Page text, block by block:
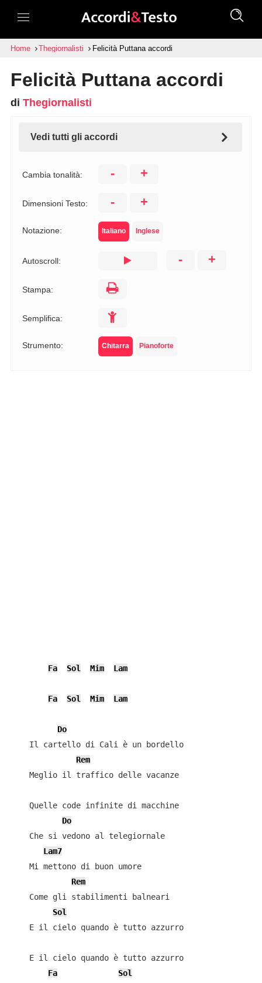
Home Thegiornalisti Felicità Puttana accordi
Felicità Puttana accordi
di Thegiornalisti
Vedi tutti gli accordi
Cambia tonalità: - +
Dimensioni Testo: - +
Notazione: Italiano Inglese
Autoscroll: - +
Stampa:
Semplifica:
Strumento: Chitarra Pianoforte
Fa Sol Mim Lam
Fa Sol Mim Lam
Do
    Il cartello di Cali è un bordello
Rem
    Meglio il traffico delle vacanze
    Quelle code infinite di macchine
Do
    Che si vedono al telegiornale
Lam7
    Mi mettono di buon umore
Rem
    Come gli stabilimenti balneari
Sol
    E il cielo quando è tutto azzurro
    E il cielo quando è tutto azzurro
Fa
Sol